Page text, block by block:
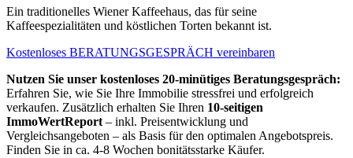
Ein traditionelles Wiener Kaffeehaus, das für seine
Kaffeespezialitäten und köstlichen Torten bekannt ist.
Kostenloses BERATUNGSGESPRÄCH vereinbaren
Nutzen Sie unser kostenloses 20-minütiges Beratungsgespräch:
Erfahren Sie, wie Sie Ihre Immobilie stressfrei und erfolgreich
verkaufen. Zusätzlich erhalten Sie Ihren 10-seitigen
ImmoWertReport– inkl. Preisentwicklung und
Vergleichsangeboten – als Basis für den optimalen Angebotspreis.
Finden Sie in ca. 4-8 Wochen bonitätsstarke Käufer.